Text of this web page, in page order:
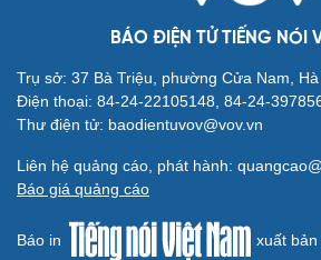
BÁO ĐIỆN TỬ TIẾNG NÓI
Trụ sở: 37 Bà Triệu, phường Cửa Nam,
Điện thoại: 84-24-22105148, 84-24-
Thư điện tử: baodientuvov@vov.vn
Liên hệ quảng cáo, phát hành:
Báo giá quảng cáo
Báo in xuất